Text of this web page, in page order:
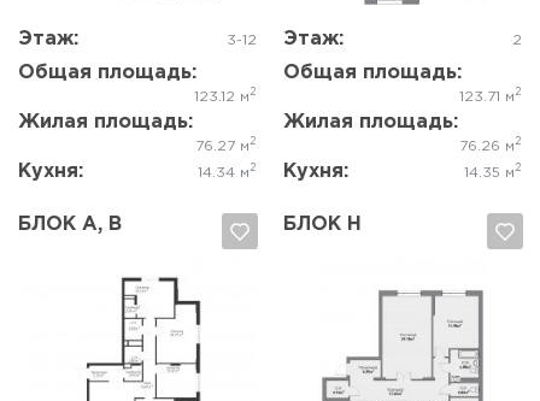
Этаж: 3-12
Общая площадь:
123.12 м 2
Жилая площадь:
76.27 м 2
Кухня: 14.34 м 2
Этаж: 2
Общая площадь:
123.71 м 2
Жилая площадь:
76.26 м 2
Кухня: 14.35 м 2
БЛОК A, B БЛОК Н